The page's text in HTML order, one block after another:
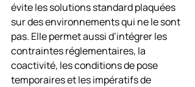
évite les solutions standard plaquées
sur des environnements qui ne le sont
pas. Elle permet aussi d’intégrer les
contraintes réglementaires, la
coactivité, les conditions de pose
temporaires et les impératifs de